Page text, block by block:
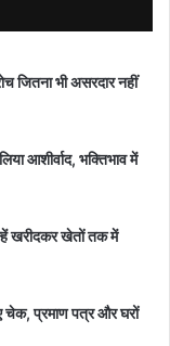
जितना भी असरदार नहीं
आशीर्वाद, भक्तिभाव में
खरीदकर खेतों तक में
चेक, प्रमाण पत्र और घरों